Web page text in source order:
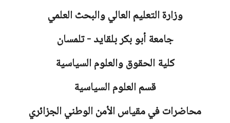
وزارة التعليم العالي والبحث العلمي
جامعة أبو بكر بلقايد - تلمسان
كلية الحقوق والعلوم السياسية
قسم العلوم السياسية
محاضرات في مقياس الأمن الوطني الجزائري